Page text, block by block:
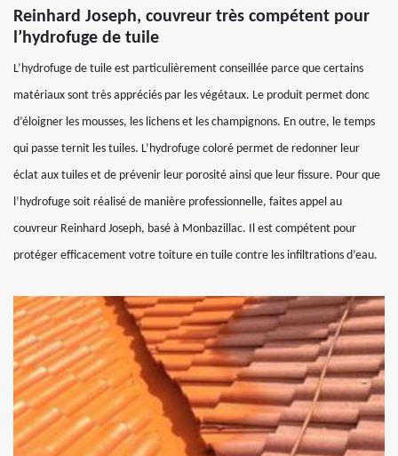
Reinhard Joseph, couvreur très compétent pour
l’hydrofuge de tuile
L’hydrofuge de tuile est particulièrement conseillée parce que certains
matériaux sont très appréciés par les végétaux. Le produit permet donc
d’éloigner les mousses, les lichens et les champignons. En outre, le temps
qui passe ternit les tuiles. L’hydrofuge coloré permet de redonner leur
éclat aux tuiles et de prévenir leur porosité ainsi que leur fissure. Pour que
l’hydrofuge soit réalisé de manière professionnelle, faites appel au
couvreur Reinhard Joseph, basé à Monbazillac. Il est compétent pour
protéger efficacement votre toiture en tuile contre les infiltrations d’eau.